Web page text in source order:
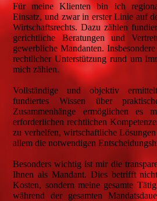
Für meine Klienten bin ich
Einsatz, und zwar in erster Linie auf
Wirtschaftsrechts. Dazu zählen
gerichtliche Beratungen und
gewerbliche Mandanten.
rechtlicher Unterstützung rund um
mich zählen.
Vollständige und objektiv
fundiertes Wissen über
Zusammenhänge ermöglichen
erforderlichen rechtlichen
zu verhelfen, wirtschaftliche
allem die notwendigen
Besonders wichtig ist mir die
Ihnen als Mandant. Dies betrifft
Kosten, sondern meine gesamte
während der gesamten